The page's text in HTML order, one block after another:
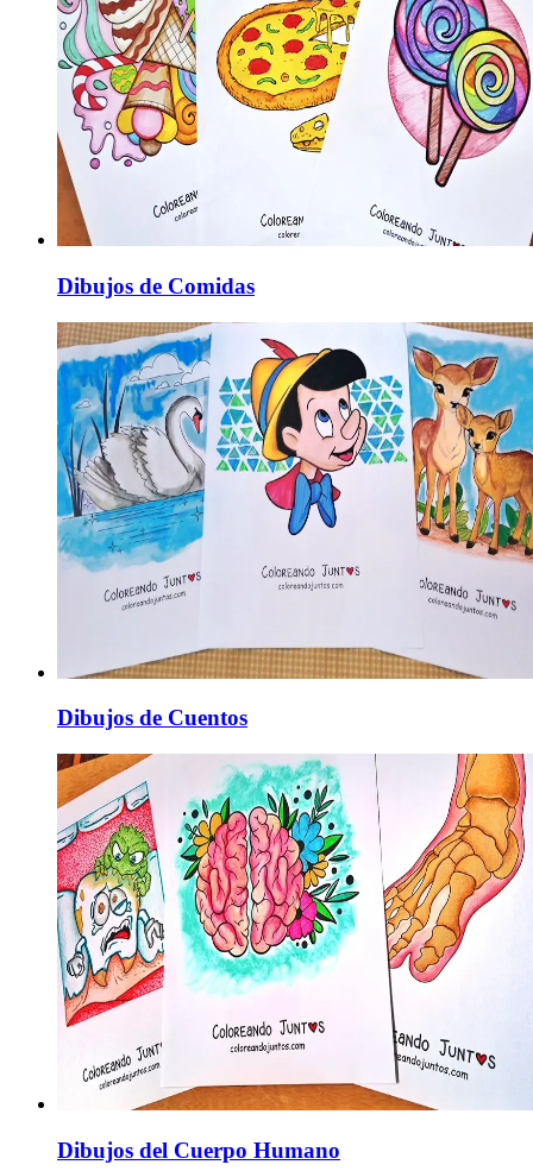
Dibujos de Comidas
Dibujos de Cuentos
Dibujos del Cuerpo Humano